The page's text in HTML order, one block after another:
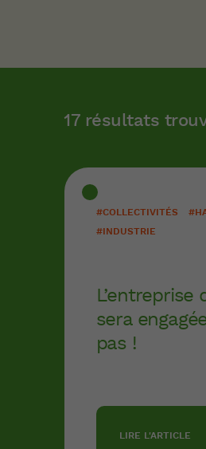
17 résultats
#COLLECTIVITÉS
#INDUSTRIE
L’entreprise
sera
pas !
LIRE L'ARTICLE